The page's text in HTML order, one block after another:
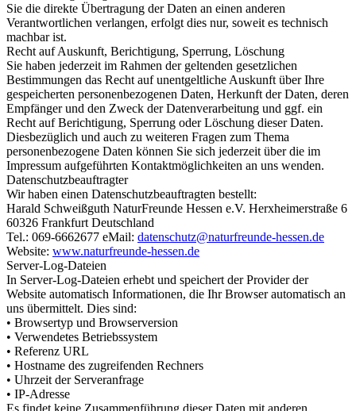
Sie die direkte Übertragung der Daten an einen anderen
Verantwortlichen verlangen, erfolgt dies nur, soweit es technisch
machbar ist.
Recht auf Auskunft, Berichtigung, Sperrung, Löschung
Sie haben jederzeit im Rahmen der geltenden gesetzlichen
Bestimmungen das Recht auf unentgeltliche Auskunft über Ihre
gespeicherten personenbezogenen Daten, Herkunft der Daten, deren
Empfänger und den Zweck der Datenverarbeitung und ggf. ein
Recht auf Berichtigung, Sperrung oder Löschung dieser Daten.
Diesbezüglich und auch zu weiteren Fragen zum Thema
personenbezogene Daten können Sie sich jederzeit über die im
Impressum aufgeführten Kontaktmöglichkeiten an uns wenden.
Datenschutzbeauftragter
Wir haben einen Datenschutzbeauftragten bestellt:
Harald Schweißguth NaturFreunde Hessen e.V. Herxheimerstraße 6
60326 Frankfurt Deutschland
Tel.: 069-6662677 eMail: datenschutz naturfreunde-hessen.de
Website: www.naturfreunde-hessen.de
Server-Log-Dateien
In Server-Log-Dateien erhebt und speichert der Provider der
Website automatisch Informationen, die Ihr Browser automatisch an
uns übermittelt. Dies sind:
• Browsertyp und Browserversion
• Verwendetes Betriebssystem
• Referenz URL
• Hostname des zugreifenden Rechners
• Uhrzeit der Serveranfrage
• IP-Adresse
Es findet keine Zusammenführung dieser Daten mit anderen